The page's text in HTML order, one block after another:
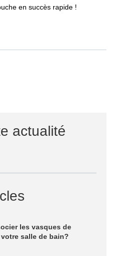
en succès rapide !
actualité
les vasques de
salle de bain?